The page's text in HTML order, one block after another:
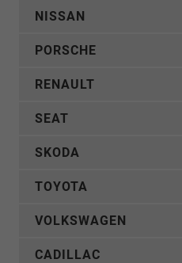
NISSAN
PORSCHE
RENAULT
SEAT
SKODA
TOYOTA
VOLKSWAGEN
CADILLAC